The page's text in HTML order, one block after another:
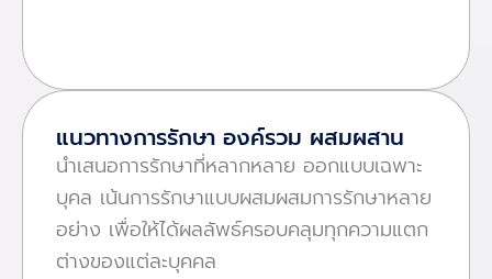
แนวทางการรักษา องค์รวม ผสมผสาน
นําเสนอการรักษาที่หลากหลาย ออกแบบเฉพาะ
บุคล เน้นการรักษาแบบผสมผสมการรักษาหลาย
อย่าง เพื่อให้ได้ผลลัพธ์ครอบคลุมทุกความแตก
ต่างของแต่ละบุคคล